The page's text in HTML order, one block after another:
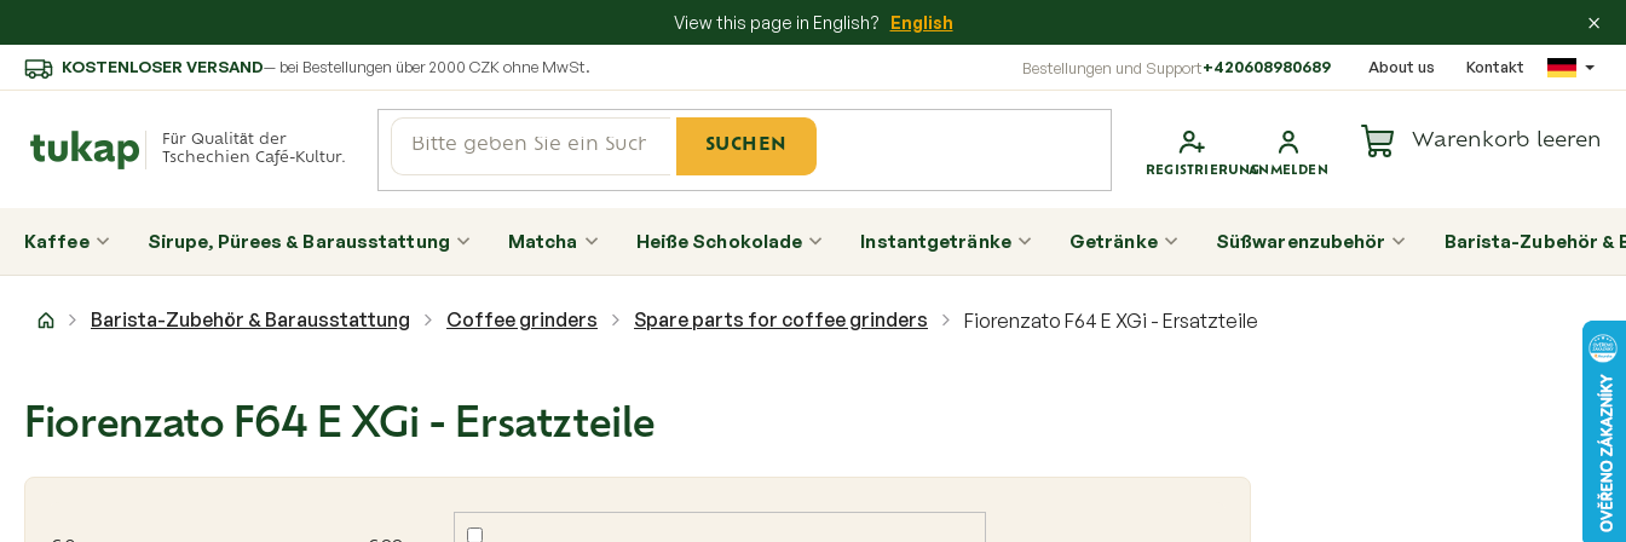
View this page in English? English ×
Zum
Inhalt
+420608980689 About us Kontakt
KOSTENLOSER VERSAND— bei Bestellungen über 2000 CZK ohne MwSt.
Für Qualität der
Tschechien Café-Kultur.
SUCHEN Warenkorb leeren
Kaffee Sirupe, Pürees & Barausstattung Matcha Heiße Schokolade Instantgetränke Getränke Süßwarenzubehör Barista-Zubehör &
Startseite
Barista-Zubehör & Barausstattung Coffee grinders Spare parts for coffee grinders Fiorenzato F64 E XGi - Ersatzteile
Fiorenzato F64 E XGi - Ersatzteile
L